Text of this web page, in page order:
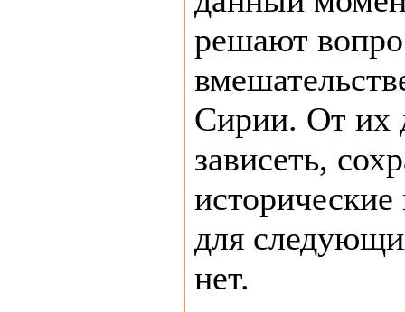
решают
Сирии. От их
зависеть,
для
нет.